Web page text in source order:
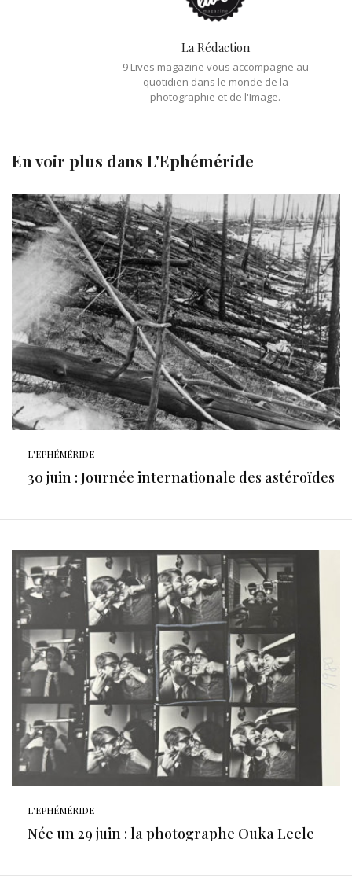
La Rédaction
9 Lives magazine vous accompagne au
quotidien dans le monde de la
photographie et de l'Image.
En voir plus dans L'Ephéméride
L'EPHÉMÉRIDE
30 juin : Journée internationale des astéroïdes
L'EPHÉMÉRIDE
Née un 29 juin : la photographe Ouka Leele